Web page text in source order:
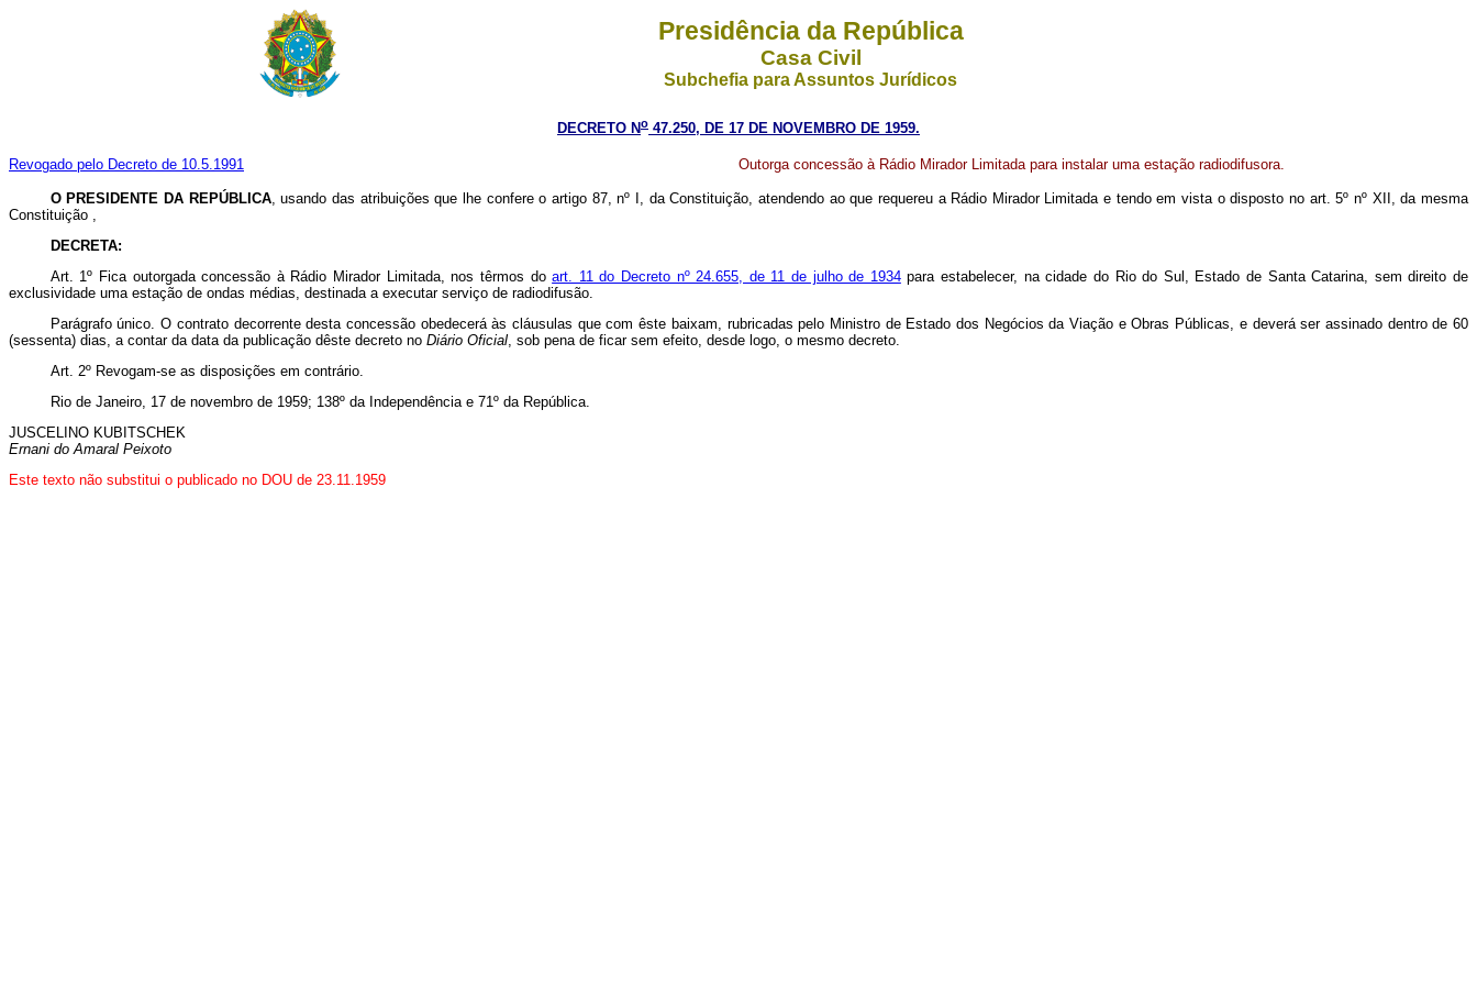
Presidência da República
Casa Civil
Subchefia para Assuntos Jurídicos
DECRETO No 47.250, DE 17 DE NOVEMBRO DE 1959.
Revogado pelo Decreto de 10.5.1991 Outorga concessão à Rádio Mirador Limitada para instalar uma estação radiodifusora.
O PRESIDENTE DA REPÚBLICA, usando das atribuições que lhe confere o artigo 87, nº I, da Constituição, atendendo ao que requereu a Rádio Mirador Limitada e tendo em vista o disposto no art. 5º nº XII, da mesma
Constituição ,
DECRETA:
Art. 1º Fica outorgada concessão à Rádio Mirador Limitada, nos têrmos doart. 11 do Decreto nº 24.655, de 11 de julho de 1934para estabelecer, na cidade do Rio do Sul, Estado de Santa Catarina, sem direito de
exclusividade uma estação de ondas médias, destinada a executar serviço de radiodifusão.
Parágrafo único. O contrato decorrente desta concessão obedecerá às cláusulas que com êste baixam, rubricadas pelo Ministro de Estado dos Negócios da Viação e Obras Públicas, e deverá ser assinado dentro de 60
(sessenta) dias, a contar da data da publicação dêste decreto no Diário Oficial, sob pena de ficar sem efeito, desde logo, o mesmo decreto.
Art. 2º Revogam-se as disposições em contrário.
Rio de Janeiro, 17 de novembro de 1959; 138º da Independência e 71º da República.
JUSCELINO KUBITSCHEK
Ernani do Amaral Peixoto
Este texto não substitui o publicado no DOU de 23.11.1959